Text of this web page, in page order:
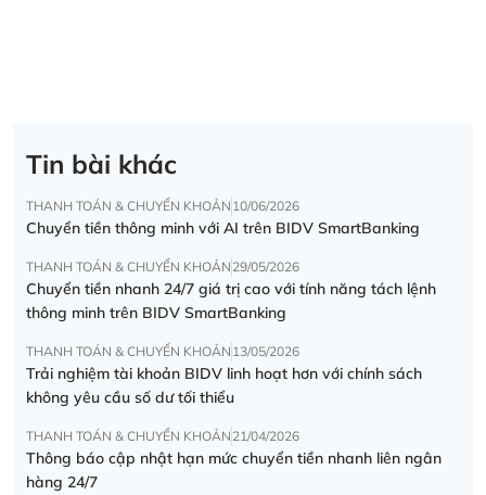
Tin bài khác
THANH TOÁN & CHUYỂN KHOẢN 10/06/2026
Chuyển tiền thông minh với AI trên BIDV SmartBanking
THANH TOÁN & CHUYỂN KHOẢN 29/05/2026
Chuyển tiền nhanh 24/7 giá trị cao với tính năng tách lệnh
thông minh trên BIDV SmartBanking
THANH TOÁN & CHUYỂN KHOẢN 13/05/2026
Trải nghiệm tài khoản BIDV linh hoạt hơn với chính sách
không yêu cầu số dư tối thiểu
THANH TOÁN & CHUYỂN KHOẢN 21/04/2026
Thông báo cập nhật hạn mức chuyển tiền nhanh liên ngân
hàng 24/7